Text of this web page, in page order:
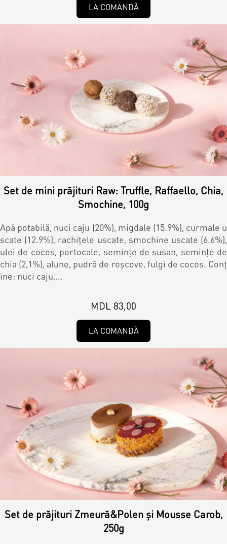
LA COMANDĂ
Set de mini prăjituri Raw: Truffle, Raffaello, Chia,
Smochine, 100g
Apă potabilă, nuci caju (20%), migdale (15.9%), curmale u
scate (12.9%), rachițele uscate, smochine uscate (6.6%),
ulei de cocos, portocale, semințe de susan, semințe de
chia (2,1%), alune, pudră de roșcove, fulgi de cocos. Conț
ine: nuci caju,...
MDL 83,00
LA COMANDĂ
Set de prăjituri Zmeură&Polen și Mousse Carob,
250g